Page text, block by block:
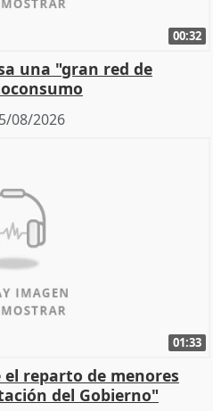
00:32
una "gran red de
08/2026
01:33
reparto de menores
del Gobierno"